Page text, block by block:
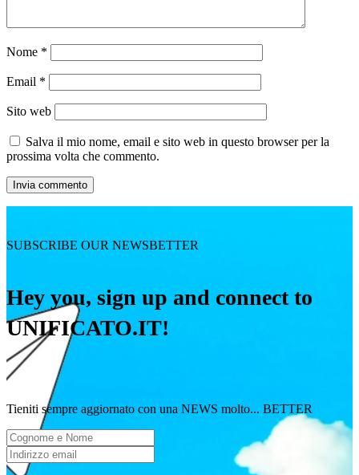
Nome *
Email *
Sito web
Salva il mio nome, email e sito web in questo browser per la
prossima volta che commento.
SUBSCRIBE OUR NEWSBETTER
Hey you, sign up and connect to
UNIFICATO.IT!
Tieniti sempre aggiornato con una NEWS molto... BETTER